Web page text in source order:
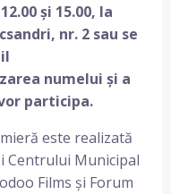
și 15.00, la
nr. 2 sau se
numelui și a
participa.
este realizată
Centrului Municipal
Films și Forum